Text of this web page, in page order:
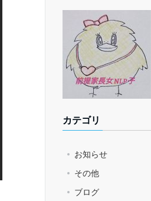
カテゴリ
お知らせ
その他
ブログ